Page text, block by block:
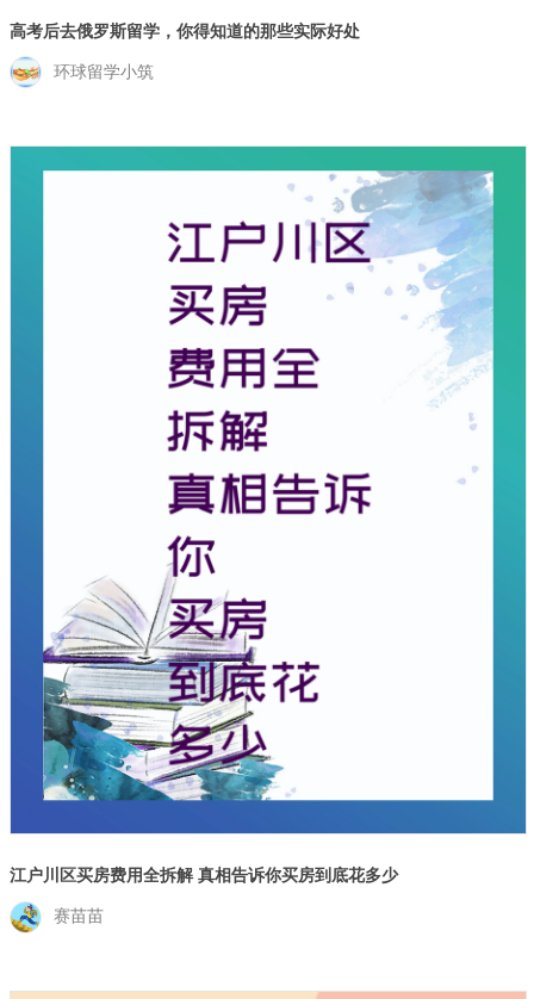
高考后去俄罗斯留学，你得知道的那些实际好处
环球留学小筑
江户川区买房费用全拆解 真相告诉你买房到底花多少
赛苗苗